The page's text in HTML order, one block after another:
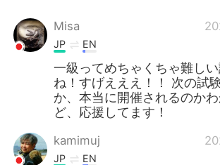
Misa
JP EN
一級ってめちゃくちゃ難し
ね！すげえええ！！ 次の試
か、本当に開催されるのか
ど、応援してます！
kamimuj
JP EN